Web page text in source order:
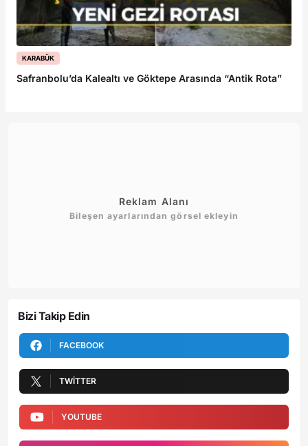
KARABÜK
Safranbolu’da Kalealtı ve Göktepe Arasında “Antik Rota”
Reklam Alanı
Bileşen ayarlarından görsel ekleyin
Bizi Takip Edin
FACEBOOK
TWITTER
YOUTUBE